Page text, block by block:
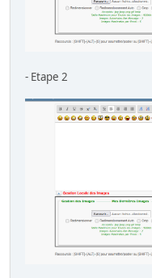
- Etape 2